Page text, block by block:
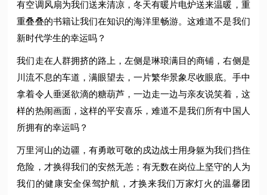
有空调风扇为我们送来清凉，冬天有暖片电炉送来温暖，重
重叠叠的书籍让我们在知识的海洋里畅游。这难道不是我们
新时代学生的幸运吗？
我们走在人群拥挤的路上，左侧是琳琅满目的商铺，右侧是
川流不息的车道，满眼望去，一片繁华景象尽收眼底。手中
拿着令人垂涎欲滴的糖葫芦，一边走一边与亲友说笑着，这
样的热闹画面，这样的平安喜乐，难道不是我们所有中国人
所拥有的幸运吗？
万里河山的边疆，有勇敢可敬的戍边战士用身躯为我们挡住
危险，才换得我们的安然无恙；有无数在岗位上坚守的人为
我们的健康安全保驾护航，才换来我们万家灯火的温馨团